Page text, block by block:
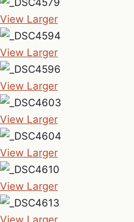
View Larger
View Larger
View Larger
View Larger
View Larger
View Larger
View Larger